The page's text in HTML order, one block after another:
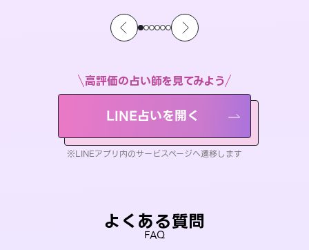
高評価の占い師を見てみよう
LINE占いを開く
※LINEアプリ内のサービスページへ遷移します
よくある質問
FAQ